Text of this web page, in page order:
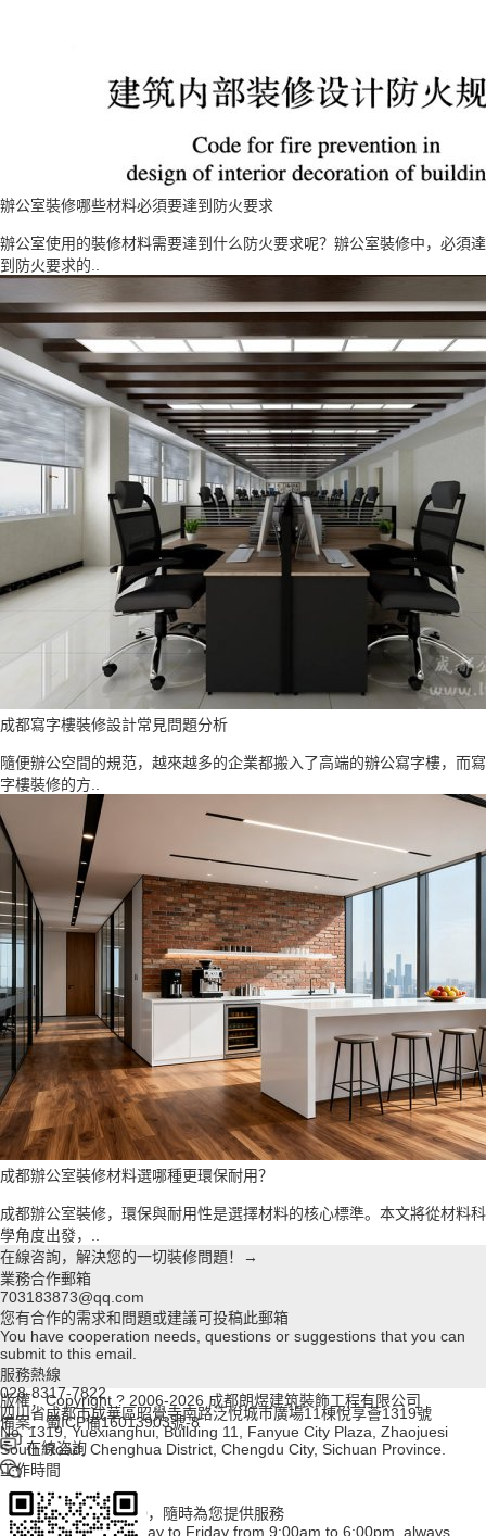
辦公室裝修哪些材料必須要達到防火要求
辦公室使用的裝修材料需要達到什么防火要求呢？辦公室裝修中，必須達
到防火要求的..
成都寫字樓裝修設計常見問題分析
隨便辦公空間的規范，越來越多的企業都搬入了高端的辦公寫字樓，而寫
字樓裝修的方..
成都辦公室裝修材料選哪種更環保耐用？
成都辦公室裝修，環保與耐用性是選擇材料的核心標準。本文將從材料科
學角度出發，..
在線咨詢，解決您的一切裝修問題！→
業務合作郵箱
703183873@qq.com
您有合作的需求和問題或建議可投稿此郵箱
You have cooperation needs, questions or suggestions that you can
submit to this email.
服務熱線
028-8317-7822
四川省成都市成華區昭覺寺南路泛悅城市廣場11棟悅享薈1319號
No. 1319, Yuexianghui, Building 11, Fanyue City Plaza, Zhaojuesi
South Road, Chenghua District, Chengdu City, Sichuan Province.
工作時間
周一至周五
上午09:00~下午18:00，隨時為您提供服務
Working hours: Monday to Friday from 9:00am to 6:00pm, always
版權：Copyright ? 2006-2026 成都朗煜建筑裝飾工程有限公司
備案：蜀ICP備16013903號-8
在線咨詢